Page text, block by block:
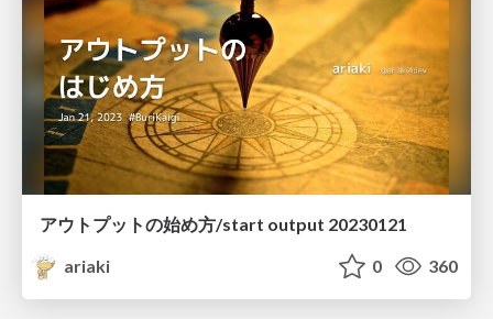
アウトプットの始め方/start output 20230121
ariaki
0 360